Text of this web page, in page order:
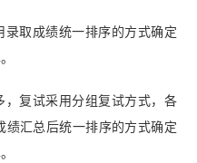
取成绩统一排序的方式确定
复试采用分组复试方式，各
绩汇总后统一排序的方式确定